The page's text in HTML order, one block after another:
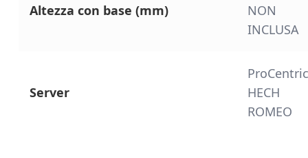
Altezza con base (mm)
NON
INCLUSA
Server
HECH
ROMEO